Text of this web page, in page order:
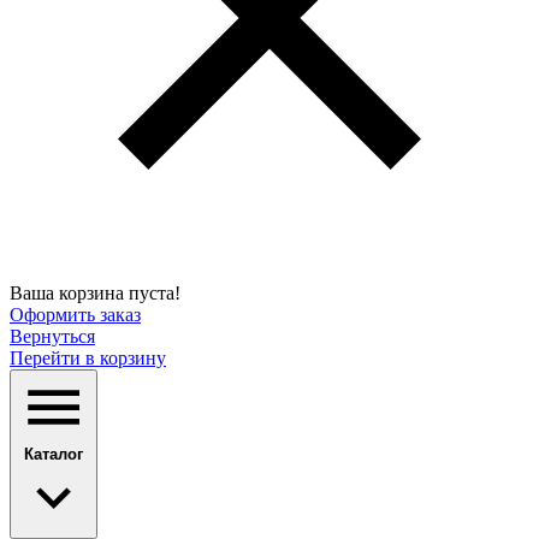
Ваша корзина пуста!
Оформить заказ
Вернуться
Перейти в корзину
Каталог